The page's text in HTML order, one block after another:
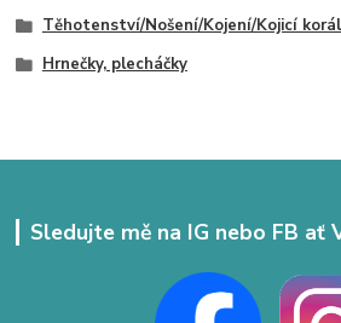
Těhotenství/Nošení/Kojení/Kojicí
Hrnečky, plecháčky
Sledujte mě na IG nebo FB ať